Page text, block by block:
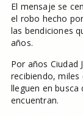
El mensaje se
el robo hecho
las bendiciones
años.
Por años Ciudad
recibiendo, miles
lleguen en
encuentran.